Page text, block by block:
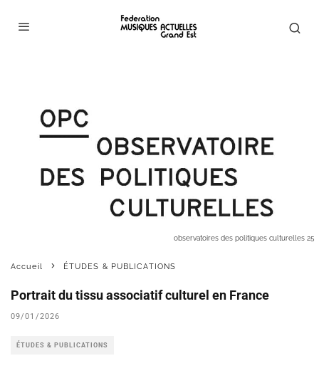
observatoires des politiques culturelles 25
Accueil ÉTUDES & PUBLICATIONS
Portrait du tissu associatif culturel en France
09/01/2026
ÉTUDES & PUBLICATIONS